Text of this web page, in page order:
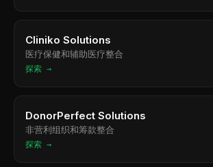
Cliniko Solutions
医疗保健和辅助医疗整合
探索 →
DonorPerfect Solutions
非营利组织和筹款整合
探索 →